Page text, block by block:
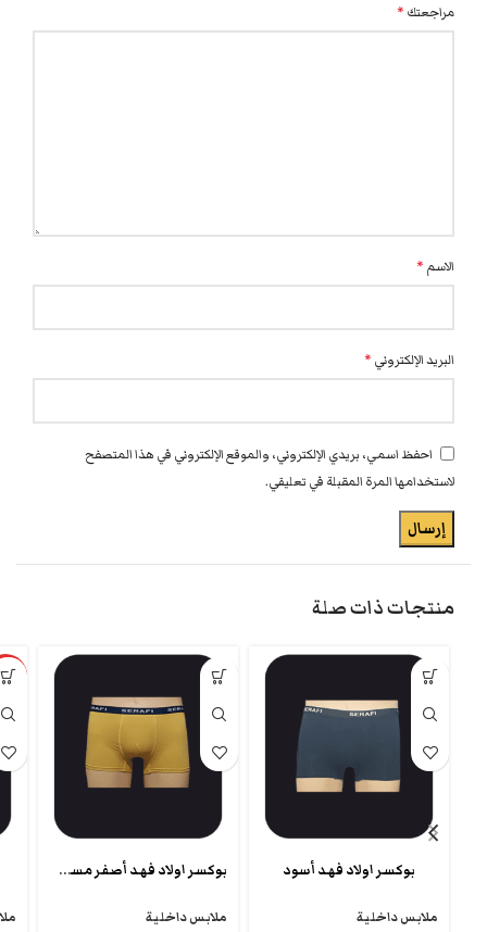
مراجعتك *
الاسم *
البريد الإلكتروني *
احفظ اسمي، بريدي الإلكتروني، والموقع الإلكتروني في هذا المتصفح
لاستخدامها المرة المقبلة في تعليقي.
منتجات ذات صلة
بوكسر اولاد فهد أسود
ملابس داخلية
بوكسر اولاد فهد أصفر مسطرده
ملابس داخلية